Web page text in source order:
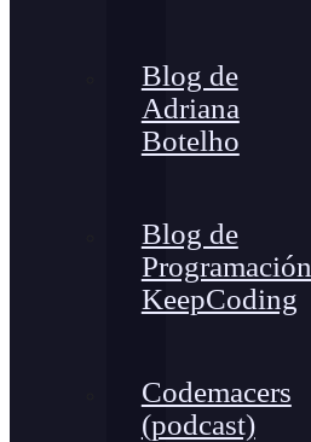
Blog de
Adriana
Botelho
Blog de
Programación
KeepCoding
Codemacers
(podcast)